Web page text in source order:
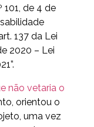
101, de 4 de
137 da Lei
2020 – Lei
não vetaria o
orientou o
uma vez